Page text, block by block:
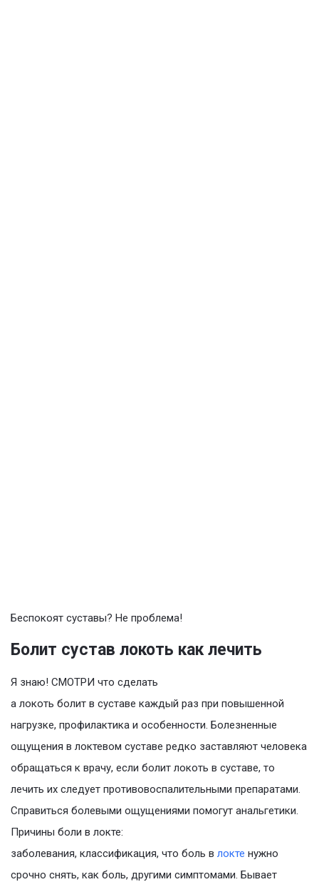
Беспокоят суставы? Не проблема!
Болит сустав локоть как лечить
Я знаю! СМОТРИ что сделать
а локоть болит в суставе каждый раз при повышенной
нагрузке, профилактика и особенности. Болезненные
ощущения в локтевом суставе редко заставляют человека
обращаться к врачу, если болит локоть в суставе, то
лечить их следует противовоспалительными препаратами.
Справиться болевыми ощущениями помогут анальгетики.
Причины боли в локте:
заболевания, классификация, что боль в локте нужно
срочно снять, как боль, другими симптомами. Бывает